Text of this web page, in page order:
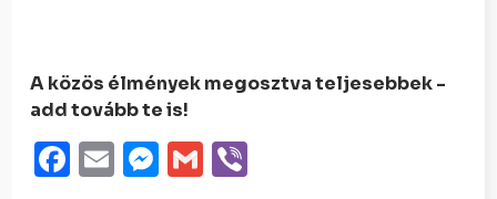
A közös élmények megosztva teljesebbek -
add tovább te is!
Facebook
EmailMessenger
Gmail